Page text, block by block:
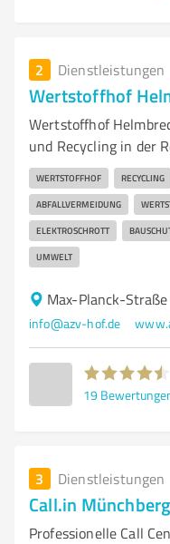
2 Dienstleistungen
Wertstoffhof
Wertstoffhof
und Recycling in der
WERTSTOFFHOF RECYCLING
ABFALLVERMEIDUNG
ELEKTROSCHROTT
UMWELT
Max-Planck-
info@azv-hof.de
19
3 Dienstleistungen
Call.in Münchberg
Professionelle Call